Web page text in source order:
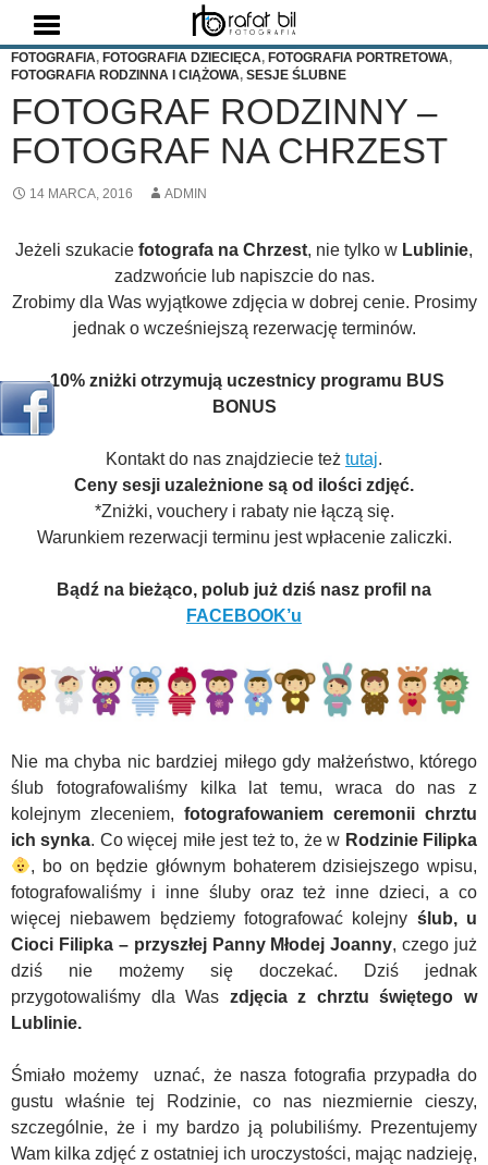
FOTOGRAFIA, FOTOGRAFIA DZIECIĘCA, FOTOGRAFIA PORTRETOWA,
FOTOGRAFIA RODZINNA I CIĄŻOWA, SESJE ŚLUBNE
FOTOGRAF RODZINNY –
FOTOGRAF NA CHRZEST
14 MARCA, 2016 ADMIN
Jeżeli szukacie fotografa na Chrzest, nie tylko w Lublinie,
zadzwońcie lub napiszcie do nas.
Zrobimy dla Was wyjątkowe zdjęcia w dobrej cenie. Prosimy
jednak o wcześniejszą rezerwację terminów.
-10% zniżki otrzymują uczestnicy programu BUS
BONUS
Kontakt do nas znajdziecie też tutaj.
Ceny sesji uzależnione są od ilości zdjęć.
*Zniżki, vouchery i rabaty nie łączą się.
Warunkiem rezerwacji terminu jest wpłacenie zaliczki.
Bądź na bieżąco, polub już dziś nasz profil na
FACEBOOK’u
Nie ma chyba nic bardziej miłego gdy małżeństwo, którego
ślub fotografowaliśmy kilka lat temu, wraca do nas z
kolejnym zleceniem, fotografowaniem ceremonii chrztu
ich synka. Co więcej miłe jest też to, że w Rodzinie Filipka
, bo on będzie głównym bohaterem dzisiejszego wpisu,
fotografowaliśmy i inne śluby oraz też inne dzieci, a co
więcej niebawem będziemy fotografować kolejny ślub, u
Cioci Filipka – przyszłej Panny Młodej Joanny, czego już
dziś nie możemy się doczekać. Dziś jednak
przygotowaliśmy dla Was zdjęcia z chrztu świętego w
Lublinie.
Śmiało możemy uznać, że nasza fotografia przypadła do
gustu właśnie tej Rodzinie, co nas niezmiernie cieszy,
szczególnie, że i my bardzo ją polubiliśmy. Prezentujemy
Wam kilka zdjęć z ostatniej ich uroczystości, mając nadzieję,